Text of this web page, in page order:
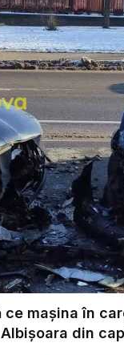
mașina în
din